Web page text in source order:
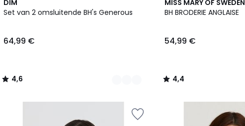
DIM
Set van 2 omsluitende BH's Generous
64,99 €
4,6
/ 5
3
Kleuren
4,6
/
MISS MARY OF SWEDEN
BH BRODERIE ANGLAISE
54,99 €
4,4
/ 5
2
Kleuren
4,4
/